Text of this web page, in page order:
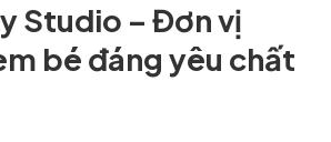
Studio – Đơn vị
bé đáng yêu chất